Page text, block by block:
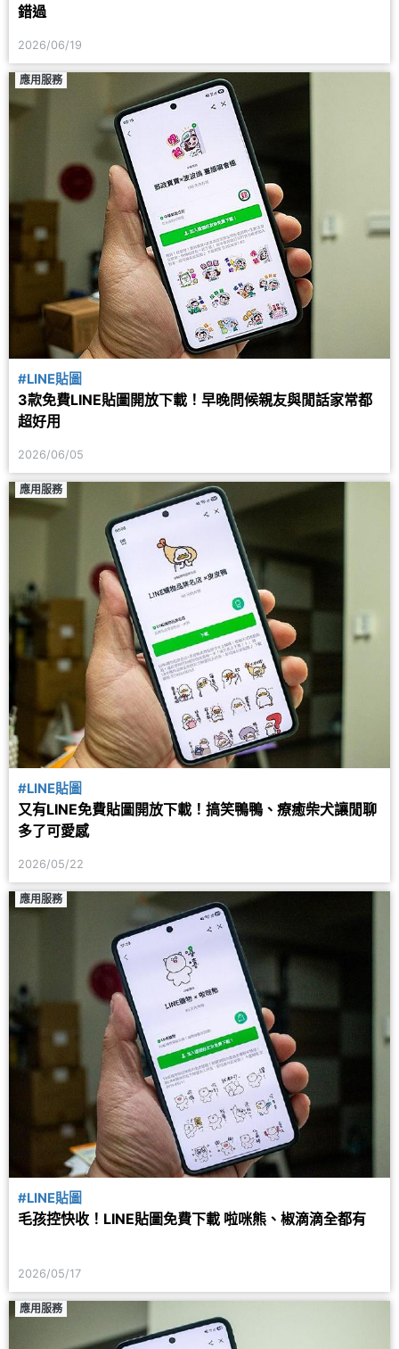
錯過
2026/06/19
應用服務
#LINE貼圖
3款免費LINE貼圖開放下載！早晚問候親友與閒話家常都
超好用
2026/06/05
應用服務
#LINE貼圖
又有LINE免費貼圖開放下載！搞笑鴨鴨、療癒柴犬讓閒聊
多了可愛感
2026/05/22
應用服務
#LINE貼圖
毛孩控快收！LINE貼圖免費下載 啦咪熊、椒滴滴全都有
2026/05/17
應用服務